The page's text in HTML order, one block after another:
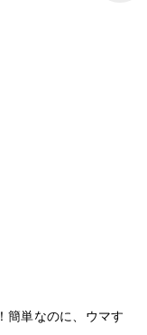
簡単なのに、ウマす